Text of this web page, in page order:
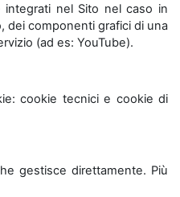
nel Sito nel caso in
dei componenti grafici di una
(ad es: YouTube).
cookie tecnici e cookie di
gestisce direttamente. Più